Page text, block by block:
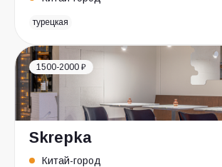
турецкая
1500-2000 ₽
Skrepka
Китай-город